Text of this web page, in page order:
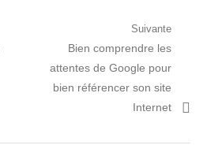
Suivante
Prochain
article:
Bien comprendre les
attentes de Google pour
bien référencer son site
Internet